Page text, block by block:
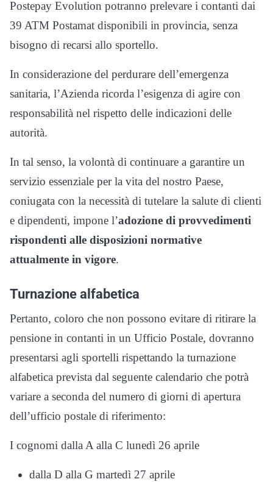
Postepay Evolution potranno prelevare i contanti dai
39 ATM Postamat disponibili in provincia, senza
bisogno di recarsi allo sportello.
In considerazione del perdurare dell’emergenza
sanitaria, l’Azienda ricorda l’esigenza di agire con
responsabilità nel rispetto delle indicazioni delle
autorità.
In tal senso, la volontà di continuare a garantire un
servizio essenziale per la vita del nostro Paese,
coniugata con la necessità di tutelare la salute di clienti
e dipendenti, impone l’adozione di provvedimenti
rispondenti alle disposizioni normative
attualmente in vigore.
Turnazione alfabetica
Pertanto, coloro che non possono evitare di ritirare la
pensione in contanti in un Ufficio Postale, dovranno
presentarsi agli sportelli rispettando la turnazione
alfabetica prevista dal seguente calendario che potrà
variare a seconda del numero di giorni di apertura
dell’ufficio postale di riferimento:
I cognomi dalla A alla C lunedì 26 aprile
dalla D alla G martedì 27 aprile